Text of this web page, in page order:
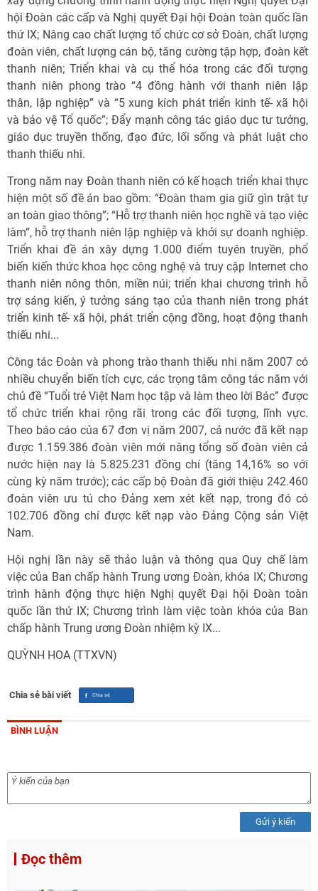
hội Đoàn các cấp và Nghị quyết Đại hội Đoàn toàn quốc lần
thứ IX; Nâng cao chất lượng tổ chức cơ sở Đoàn, chất lượng
đoàn viên, chất lượng cán bộ, tăng cường tập hợp, đoàn kết
thanh niên; Triển khai và cụ thể hóa trong các đối tượng
thanh niên phong trào “4 đồng hành với thanh niên lập
thân, lập nghiệp” và “5 xung kích phát triển kinh tế- xã hội
và bảo vệ Tổ quốc”; Đẩy mạnh công tác giáo dục tư tưởng,
giáo dục truyền thống, đạo đức, lối sống và phát luật cho
thanh thiếu nhi.
Trong năm nay Đoàn thanh niên có kế hoạch triển khai thực
hiện một số đề án bao gồm: “Đoàn tham gia giữ gìn trật tự
an toàn giao thông”; “Hỗ trợ thanh niên học nghề và tạo việc
làm”, hỗ trợ thanh niên lập nghiệp và khởi sự doanh nghiệp.
Triển khai đề án xây dựng 1.000 điểm tuyên truyền, phổ
biến kiến thức khoa học công nghệ và truy cập Internet cho
thanh niên nông thôn, miền núi; triển khai chương trình hỗ
trợ sáng kiến, ý tưởng sáng tạo của thanh niên trong phát
triển kinh tế- xã hội, phát triển cộng đồng, hoạt động thanh
thiếu nhi...
Công tác Đoàn và phong trào thanh thiếu nhi năm 2007 có
nhiều chuyển biến tích cực, các trọng tâm công tác năm với
chủ đề “Tuổi trẻ Việt Nam học tập và làm theo lời Bác” được
tổ chức triển khai rộng rãi trong các đối tượng, lĩnh vực.
Theo báo cáo của 67 đơn vị năm 2007, cả nước đã kết nạp
được 1.159.386 đoàn viên mới nâng tổng số đoàn viên cả
nước hiện nay là 5.825.231 đồng chí (tăng 14,16% so với
cùng kỳ năm trước); các cấp bộ Đoàn đã giới thiệu 242.460
đoàn viên ưu tú cho Đảng xem xét kết nạp, trong đó có
102.706 đồng chí được kết nạp vào Đảng Cộng sản Việt
Nam.
Hội nghị lần này sẽ thảo luận và thông qua Quy chế làm
việc của Ban chấp hành Trung ương Đoàn, khóa IX; Chương
trình hành động thực hiện Nghị quyết Đại hội Đoàn toàn
quốc lần thứ IX; Chương trình làm việc toàn khóa của Ban
chấp hành Trung ương Đoàn nhiệm kỳ IX...
QUỲNH HOA (TTXVN)
Chia sẻ bài viết
BÌNH LUẬN
Gửi ý kiến
Đọc thêm